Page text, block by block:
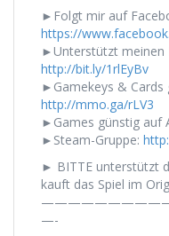
►Folgt mir auf
https://
►Unterstützt meinen
http://bit.ly/1rlEyBv
►Gamekeys & Cards
http://mmo.ga/rLV3
►Games günstig auf
►Steam-Gruppe:
► BITTE unterstützt
kauft das Spiel im
—-